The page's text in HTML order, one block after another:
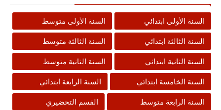
السنة الأولى ابتدائي السنة الأولى متوسط
السنة الثالثة ابتدائي السنة الثالثة متوسط
السنة الثانية ابتدائي السنة الثانية متوسط
السنة الخامسة ابتدائي السنة الرابعة ابتدائي
السنة الرابعة متوسط القسم التحضيري